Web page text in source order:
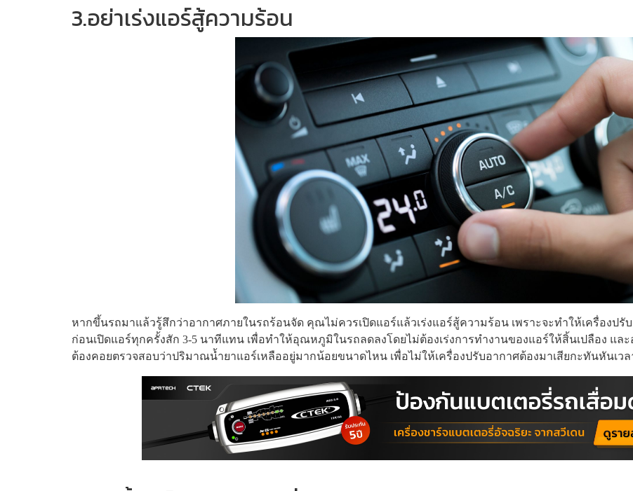
3.อย่าเร่งแอร์สู้ความร้อน
หากขึ้นรถมาแล้วรู้สึกว่าอากาศภายในรถร้อนจัด คุณไม่ควรเปิดแอร์แล้วเร่งแอร์สู้ความร้อน เพราะจะทำให้เครื่องปรั
ก่อนเปิดแอร์ทุกครั้งสัก 3-5 นาทีแทน เพื่อทำให้อุณหภูมิในรถลดลงโดยไม่ต้องเร่งการทำงานของแอร์ให้สิ้นเปลือง แ
ต้องคอยตรวจสอบว่าปริมาณน้ำยาแอร์เหลืออยู่มากน้อยขนาดไหน เพื่อไม่ให้เครื่องปรับอากาศต้องมาเสียกะทันหันเว